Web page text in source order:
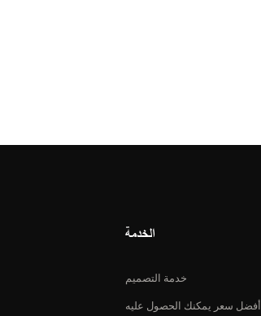
الخدمة
خدمة التصميم
أفضل سعر يمكنك الحصول عليه